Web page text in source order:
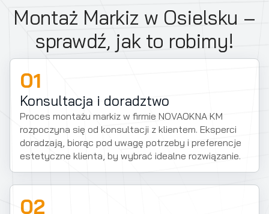
Montaż Markiz w Osielsku –
sprawdź, jak to robimy!
01
Konsultacja i doradztwo
Proces montażu markiz w firmie NOVAOKNA KM
rozpoczyna się od konsultacji z klientem. Eksperci
doradzają, biorąc pod uwagę potrzeby i preferencje
estetyczne klienta, by wybrać idealne rozwiązanie.
02